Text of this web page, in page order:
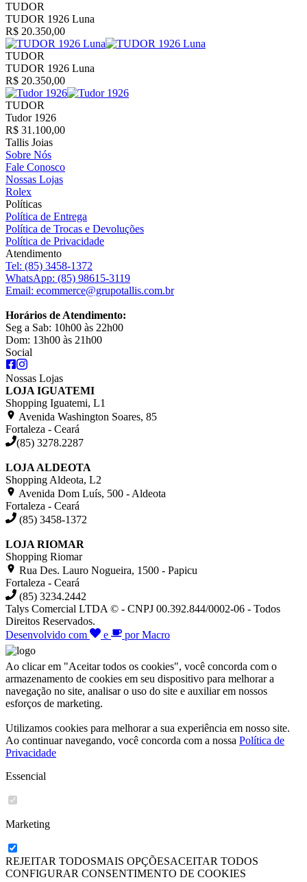
TUDOR
TUDOR 1926 Luna
R$ 20.350,00
TUDOR
TUDOR 1926 Luna
R$ 20.350,00
TUDOR
Tudor 1926
R$ 31.100,00
Tallis Joias
Sobre Nós
Fale Conosco
Nossas Lojas
Rolex
Políticas
Política de Entrega
Política de Trocas e Devoluções
Política de Privacidade
Atendimento
Tel: (85) 3458-1372
WhatsApp: (85) 98615-3119
Email: ecommerce@grupotallis.com.br
Horários de Atendimento:
Seg a Sab: 10h00 às 22h00
Dom: 13h00 às 21h00
Social
Nossas Lojas
LOJA IGUATEMI
Shopping Iguatemi, L1
Avenida Washington Soares, 85
Fortaleza - Ceará
(85) 3278.2287
LOJA ALDEOTA
Shopping Aldeota, L2
Avenida Dom Luís, 500 - Aldeota
Fortaleza - Ceará
(85) 3458-1372
LOJA RIOMAR
Shopping Riomar
Rua Des. Lauro Nogueira, 1500 - Papicu
Fortaleza - Ceará
(85) 3234.2442
Talys Comercial LTDA © - CNPJ 00.392.844/0002-06 - Todos
Direitos Reservados.
Desenvolvido com
e por Macro
Ao clicar em "Aceitar todos os cookies", você concorda com o
armazenamento de cookies em seu dispositivo para melhorar a
navegação no site, analisar o uso do site e auxiliar em nossos
esforços de marketing.
Utilizamos cookies para melhorar a sua experiência em nosso site.
Ao continuar navegando, você concorda com a nossa Política de
Privacidade
Essencial
Marketing
REJEITAR TODOSMAIS OPÇÕESACEITAR TODOS
CONFIGURAR CONSENTIMENTO DE COOKIES